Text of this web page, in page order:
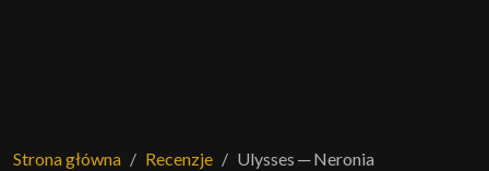
Strona główna Recenzje Ulysses ─ Neronia